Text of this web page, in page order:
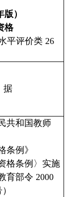
）
格
平评价类 26
据
共和国教师
条例》
格条例〉实施
育部令 2000